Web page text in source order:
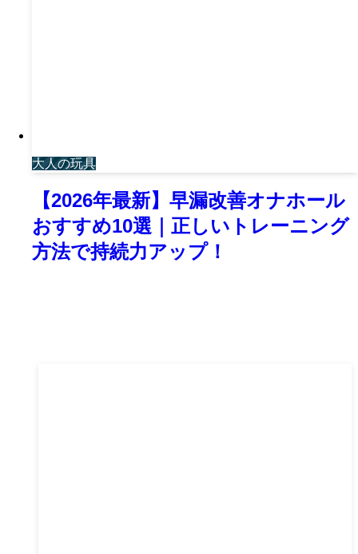
大人の玩具
【2026年最新】早漏改善オナホール
おすすめ10選｜正しいトレーニング
方法で持続力アップ！